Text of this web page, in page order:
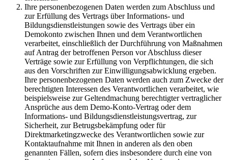
Ihre personenbezogenen Daten werden zum Abschluss und
zur Erfüllung des Vertrags über Informations- und
Bildungsdienstleistungen sowie des Vertrags über ein
Demokonto zwischen Ihnen und dem Verantwortlichen
verarbeitet, einschließlich der Durchführung von Maßnahmen
auf Antrag der betroffenen Person vor Abschluss dieser
Verträge sowie zur Erfüllung von Verpflichtungen, die sich
aus den Vorschriften zur Einwilligungsabwicklung ergeben.
Ihre personenbezogenen Daten werden auch zum Zwecke der
berechtigten Interessen des Verantwortlichen verarbeitet, wie
beispielsweise zur Geltendmachung berechtigter vertraglicher
Ansprüche aus dem Demo-Konto-Vertrag oder dem
Informations- und Bildungsdienstleistungsvertrag, zur
Sicherheit, zur Betrugsbekämpfung oder für
Direktmarketingzwecke des Verantwortlichen sowie zur
Kontaktaufnahme mit Ihnen in anderen als den oben
genannten Fällen, sofern dies insbesondere durch eine von